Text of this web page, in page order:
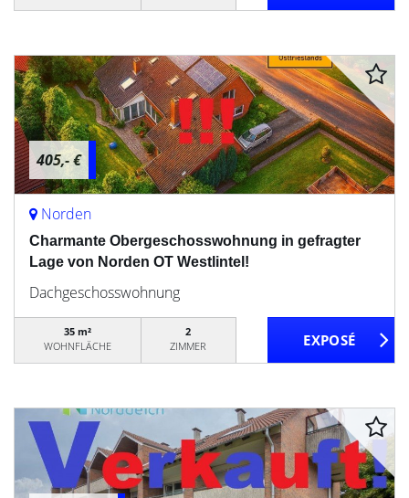
405,- €
Norden
Charmante Obergeschosswohnung in gefragter
Lage von Norden OT Westlintel!
Dachgeschosswohnung
35 m²
WOHNFLÄCHE
2
ZIMMER